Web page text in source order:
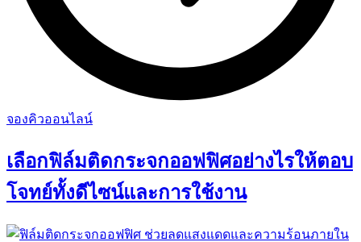
จองคิวออนไลน์
เลือกฟิล์มติดกระจกออฟฟิศอย่างไรให้ตอบ
โจทย์ทั้งดีไซน์และการใช้งาน